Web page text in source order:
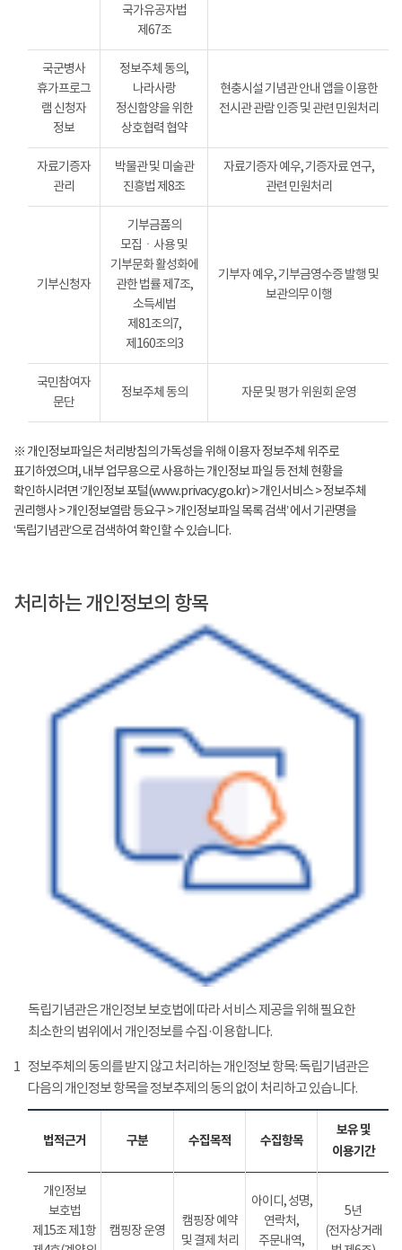
국가유공자법
제67조
국군병사
휴가프로그
램 신청자
정보
정보주체 동의,
나라사랑
정신함양을 위한
상호협력 협약
현충시설 기념관 안내 앱을 이용한
전시관 관람 인증 및 관련 민원처리
자료기증자
관리
박물관 및 미술관
진흥법 제8조
자료기증자 예우, 기증자료 연구,
관련 민원처리
기부신청자
기부금품의
모집ㆍ사용 및
기부문화 활성화에
관한 법률 제7조,
소득세법
제81조의7,
제160조의3
기부자 예우, 기부금영수증 발행 및
보관의무 이행
국민참여자
문단
정보주체 동의 자문 및 평가 위원회 운영
※ 개인정보파일은 처리방침의 가독성을 위해 이용자 정보주체 위주로
표기하였으며, 내부 업무용으로 사용하는 개인정보 파일 등 전체 현황을
확인하시려면 ‘개인정보 포털(www.privacy.go.kr) > 개인서비스 > 정보주체
권리행사 > 개인정보열람 등요구 > 개인정보파일 목록 검색’ 에서 기관명을
‘독립기념관’으로 검색하여 확인할 수 있습니다.
처리하는 개인정보의 항목
독립기념관은 개인정보 보호법에 따라 서비스 제공을 위해 필요한
최소한의 범위에서 개인정보를 수집·이용합니다.
1 정보주체의 동의를 받지 않고 처리하는 개인정보 항목: 독립기념관은
다음의 개인정보 항목을 정보추제의 동의 없이 처리하고 있습니다.
법적근거 구분 수집목적 수집항목
보유 및
이용기간
개인정보
보호법
제15조 제1항
캠핑장 운영
캠핑장 예약
및 결제 처리
아이디, 성명,
연락처,
주문내역,
5년
(전자상거래